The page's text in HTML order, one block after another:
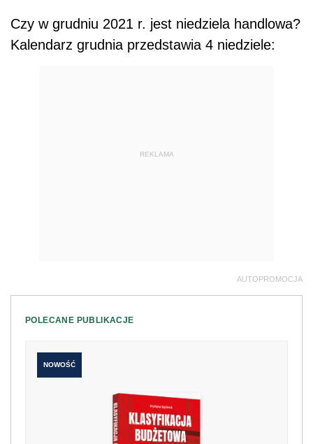
Czy w grudniu 2021 r. jest niedziela handlowa?
Kalendarz grudnia przedstawia 4 niedziele:
REKLAMA
AUTOPROMOCJA
POLECANE PUBLIKACJE
NOWOŚĆ